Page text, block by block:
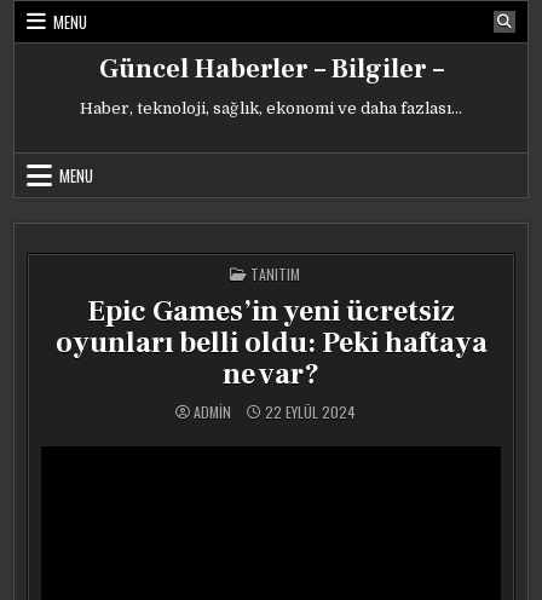
Skip
MENU
Güncel Haberler – Bilgiler –
Haber, teknoloji, sağlık, ekonomi ve daha fazlası…
MENU
POSTED
IN
TANITIM
Epic Games’in yeni ücretsiz
oyunları belli oldu: Peki haftaya
ne var?
ADMIN 22 EYLÜL 2024